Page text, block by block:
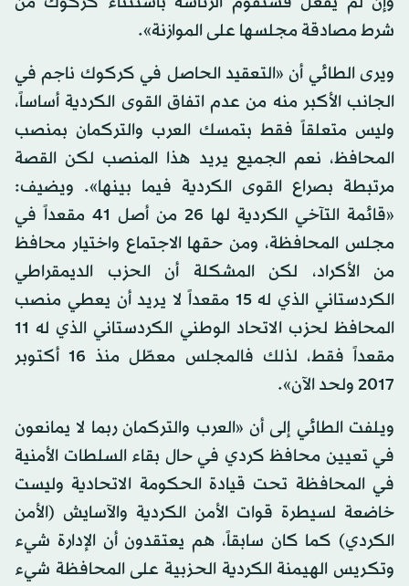
شرط مصادقة مجلسها على الموازنة».
ويرى الطائي أن «التعقيد الحاصل في كركوك ناجم في
الجانب الأكبر منه من عدم اتفاق القوى الكردية أساساً،
وليس متعلقاً فقط بتمسك العرب والتركمان بمنصب
المحافظ، نعم الجميع يريد هذا المنصب لكن القصة
مرتبطة بصراع القوى الكردية فيما بينها». ويضيف:
«قائمة التآخي الكردية لها 26 من أصل 41 مقعداً في
مجلس المحافظة، ومن حقها الاجتماع واختيار محافظ
من الأكراد، لكن المشكلة أن الحزب الديمقراطي
الكردستاني الذي له 15 مقعداً لا يريد أن يعطي منصب
المحافظ لحزب الاتحاد الوطني الكردستاني الذي له 11
مقعداً فقط، لذلك فالمجلس معطّل منذ 16 أكتوبر
2017 ولحد الآن».
ويلفت الطائي إلى أن «العرب والتركمان ربما لا يمانعون
في تعيين محافظ كردي في حال بقاء السلطات الأمنية
في المحافظة تحت قيادة الحكومة الاتحادية وليست
خاضعة لسيطرة قوات الأمن الكردية والآسايش (الأمن
الكردي) كما كان سابقاً، هم يعتقدون أن الإدارة شيء
وتكريس الهيمنة الكردية الحزبية على المحافظة شيء